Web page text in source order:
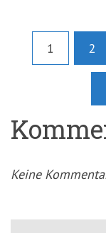
1 2
Keine